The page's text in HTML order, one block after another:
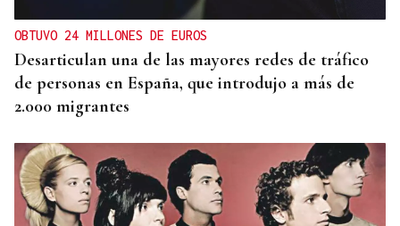
OBTUVO 24 MILLONES DE EUROS
Desarticulan una de las mayores redes de tráfico
de personas en España, que introdujo a más de
2.000 migrantes